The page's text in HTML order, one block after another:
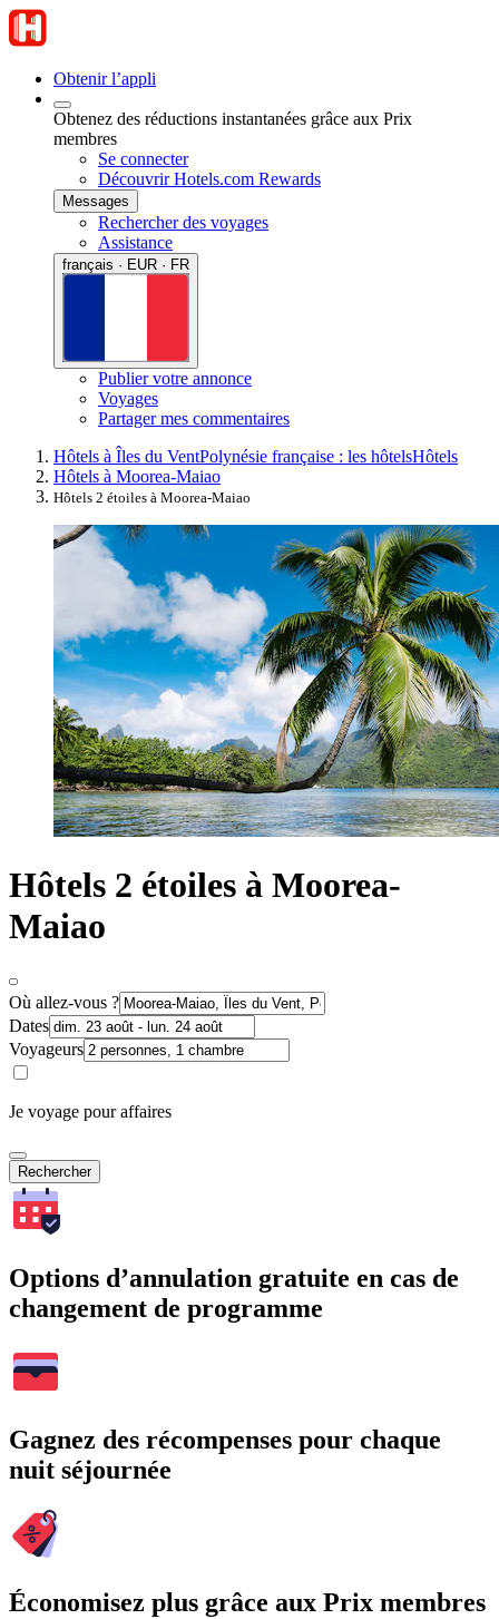
Obtenir l’appli
Obtenez des réductions instantanées grâce aux Prix
membres
Se connecter
Découvrir Hotels.com Rewards
Messages
Rechercher des voyages
Assistance
français · EUR · FR
Publier votre annonce
Voyages
Partager mes commentaires
Hôtels à Îles du VentPolynésie française : les hôtelsHôtels
Hôtels à Moorea-Maiao
Hôtels 2 étoiles à Moorea-Maiao
Hôtels 2 étoiles à Moorea-
Maiao
Où allez-vous ?
Dates
Voyageurs
Je voyage pour affaires
Rechercher
Options d’annulation gratuite en cas de
changement de programme
Gagnez des récompenses pour chaque
nuit séjournée
Économisez plus grâce aux Prix membres